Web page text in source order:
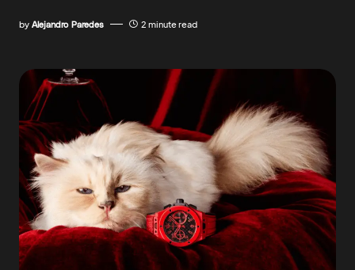
by Alejandro Paredes 2 minute read